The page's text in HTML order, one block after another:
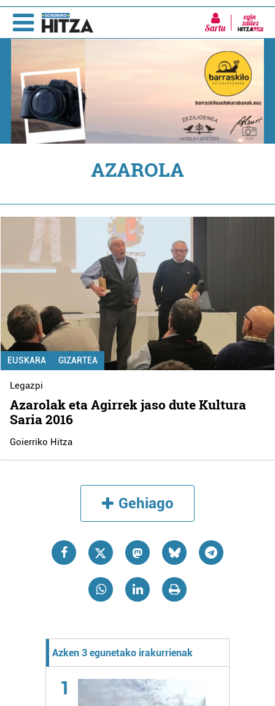
Sartu
AZAROLA
EUSKARA GIZARTEA
Legazpi
Azarolak eta Agirrek jaso dute Kultura
Saria 2016
Goierriko Hitza
Gehiago
Azken 3 egunetako irakurrienak
1